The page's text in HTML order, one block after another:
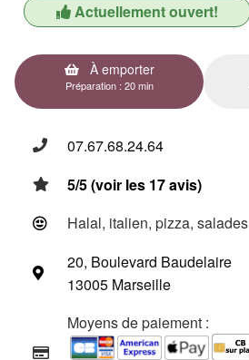
Actuellement ouvert!
À emporter
Préparation : 20 min
07.67.68.24.64
5/5 (voir les 17 avis)
Halal, italien, pizza, salades
20, Boulevard Baudelaire
13005 Marseille
Moyens de paiement :